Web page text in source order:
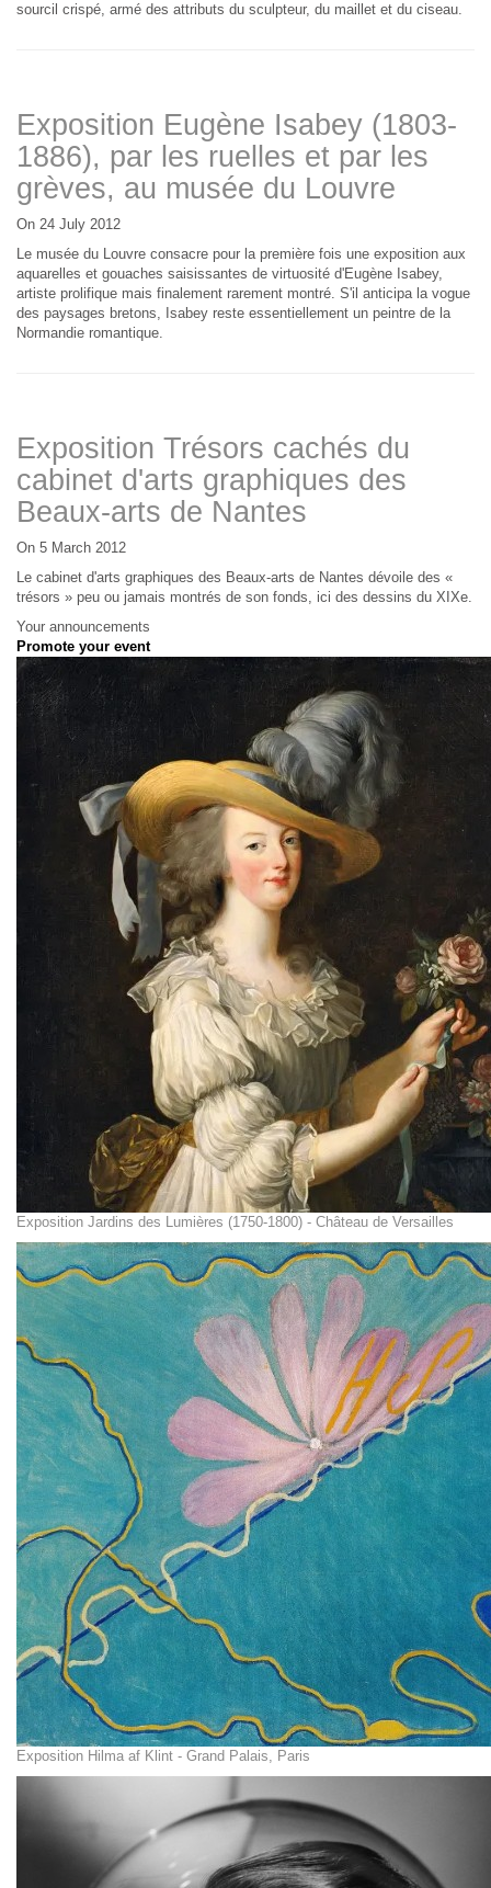
sourcil crispé, armé des attributs du sculpteur, du maillet et du ciseau.
Exposition Eugène Isabey (1803-
1886), par les ruelles et par les
grèves, au musée du Louvre
On 24 July 2012
Le musée du Louvre consacre pour la première fois une exposition aux
aquarelles et gouaches saisissantes de virtuosité d'Eugène Isabey,
artiste prolifique mais finalement rarement montré. S'il anticipa la vogue
des paysages bretons, Isabey reste essentiellement un peintre de la
Normandie romantique.
Exposition Trésors cachés du
cabinet d'arts graphiques des
Beaux-arts de Nantes
On 5 March 2012
Le cabinet d'arts graphiques des Beaux-arts de Nantes dévoile des «
trésors » peu ou jamais montrés de son fonds, ici des dessins du XIXe.
Your announcements
Promote your event
Exposition Jardins des Lumières (1750-1800) - Château de Versailles
Exposition Hilma af Klint - Grand Palais, Paris